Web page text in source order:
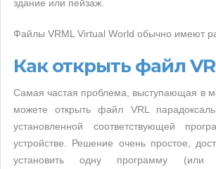
здание или пейзаж.
Файлы VRML Virtual World обычно имеют
Как открыть файл
Самая частая проблема, выступающая в
можете открыть файл VRL
установленной соответствующей
устройстве. Решение очень простое,
установить одну программу (или